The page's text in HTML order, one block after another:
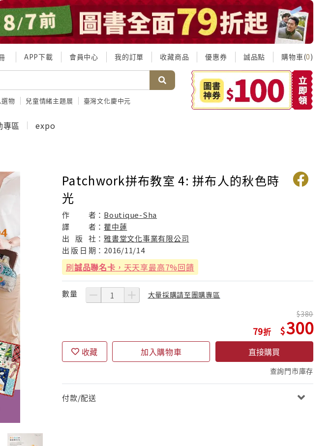
APP下載 會員中心 我的訂單 收藏商品 優惠券 誠品點 購物車(0)
物 兒童情緒主題展 臺灣文化慶中元
專區 expo
Patchwork拼布教室 4: 拼布人的秋色時
光
作 者： Boutique-Sha
譯
者：瞿中蓮
出
版 社：雅書堂文化事業有限公司
出 版 日 期： 2016/11/14
刷誠品聯名卡 ，天天享最高7%回饋
數量 大量採購請至團購專區
79
380
300
收藏 加入購物車 直接購買
查詢門市庫存
付款/配送